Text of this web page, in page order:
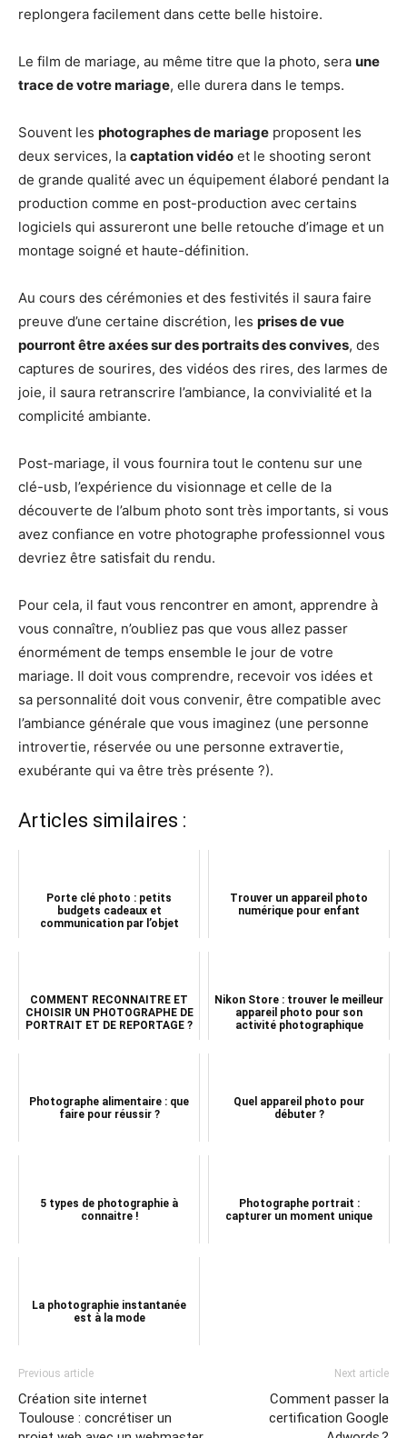
replongera facilement dans cette belle histoire.
Le film de mariage, au même titre que la photo, sera une
trace de votre mariage, elle durera dans le temps.
Souvent les photographes de mariage proposent les
deux services, la captation vidéo et le shooting seront
de grande qualité avec un équipement élaboré pendant la
production comme en post-production avec certains
logiciels qui assureront une belle retouche d’image et un
montage soigné et haute-définition.
Au cours des cérémonies et des festivités il saura faire
preuve d’une certaine discrétion, les prises de vue
pourront être axées sur des portraits des convives, des
captures de sourires, des vidéos des rires, des larmes de
joie, il saura retranscrire l’ambiance, la convivialité et la
complicité ambiante.
Post-mariage, il vous fournira tout le contenu sur une
clé-usb, l’expérience du visionnage et celle de la
découverte de l’album photo sont très importants, si vous
avez confiance en votre photographe professionnel vous
devriez être satisfait du rendu.
Pour cela, il faut vous rencontrer en amont, apprendre à
vous connaître, n’oubliez pas que vous allez passer
énormément de temps ensemble le jour de votre
mariage. Il doit vous comprendre, recevoir vos idées et
sa personnalité doit vous convenir, être compatible avec
l’ambiance générale que vous imaginez (une personne
introvertie, réservée ou une personne extravertie,
exubérante qui va être très présente ?).
Articles similaires :
Porte clé photo : petits
budgets cadeaux et
communication par l’objet
Trouver un appareil photo
numérique pour enfant
COMMENT RECONNAITRE ET
CHOISIR UN PHOTOGRAPHE DE
PORTRAIT ET DE REPORTAGE ?
Nikon Store : trouver le meilleur
appareil photo pour son
activité photographique
Photographe alimentaire : que
faire pour réussir ?
Quel appareil photo pour
débuter ?
5 types de photographie à
connaitre !
Photographe portrait :
capturer un moment unique
La photographie instantanée
est à la mode
Previous article
Création site internet
Toulouse : concrétiser un
Next article
Comment passer la
certification Google